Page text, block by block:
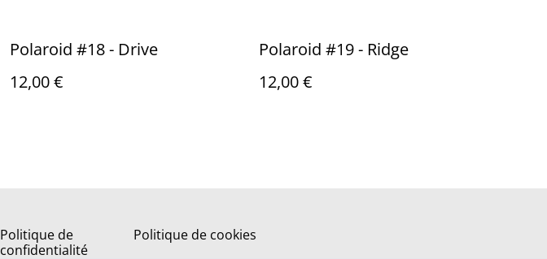
Polaroid #18 - Drive
12,00 €
Polaroid #19 - Ridge
12,00 €
Politique de
confidentialité
Politique de cookies